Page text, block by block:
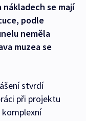
nákladech se mají
podle
neměla
muzea se
stvrdí
při projektu